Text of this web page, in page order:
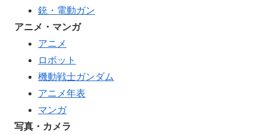
銃・電動ガン
アニメ・マンガ
アニメ
ロボット
機動戦士ガンダム
アニメ年表
マンガ
写真・カメラ